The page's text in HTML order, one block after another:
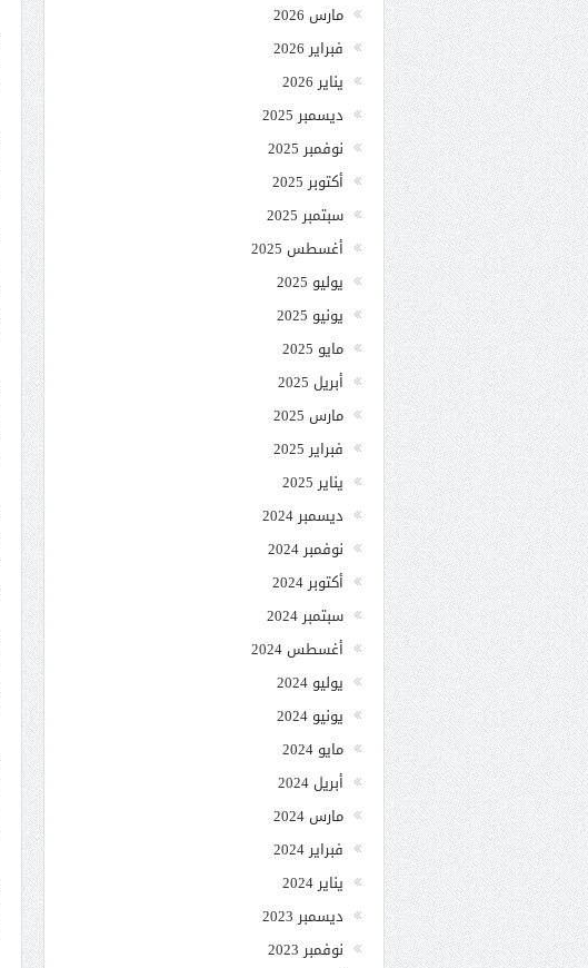
مارس 2026
فبراير 2026
يناير 2026
ديسمبر 2025
نوفمبر 2025
أكتوبر 2025
سبتمبر 2025
أغسطس 2025
يوليو 2025
يونيو 2025
مايو 2025
أبريل 2025
مارس 2025
فبراير 2025
يناير 2025
ديسمبر 2024
نوفمبر 2024
أكتوبر 2024
سبتمبر 2024
أغسطس 2024
يوليو 2024
يونيو 2024
مايو 2024
أبريل 2024
مارس 2024
فبراير 2024
يناير 2024
ديسمبر 2023
نوفمبر 2023